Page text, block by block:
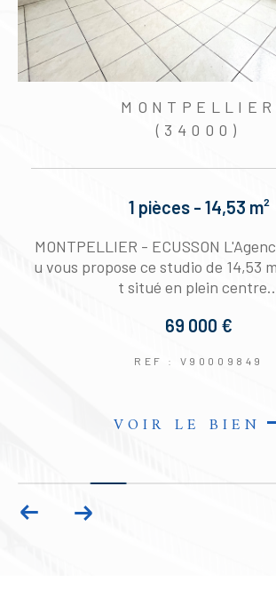
MONTPELLIER
(34000)
1 pièces - 14,53 m²
MONTPELLIER - ECUSSON
u vous propose ce studio de 14,53
t situé en plein
69 000 €
REF : V90009849
VOIR LE BIEN